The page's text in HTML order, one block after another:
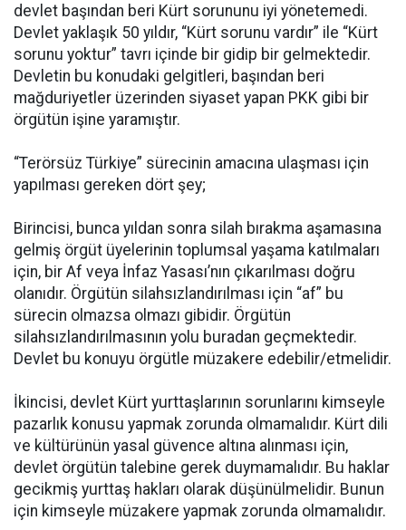
devlet başından beri Kürt sorununu iyi yönetemedi.
Devlet yaklaşık 50 yıldır, “Kürt sorunu vardır” ile “Kürt
sorunu yoktur” tavrı içinde bir gidip bir gelmektedir.
Devletin bu konudaki gelgitleri, başından beri
mağduriyetler üzerinden siyaset yapan PKK gibi bir
örgütün işine yaramıştır.
“Terörsüz Türkiye” sürecinin amacına ulaşması için
yapılması gereken dört şey;
Birincisi, bunca yıldan sonra silah bırakma aşamasına
gelmiş örgüt üyelerinin toplumsal yaşama katılmaları
için, bir Af veya İnfaz Yasası’nın çıkarılması doğru
olanıdır. Örgütün silahsızlandırılması için “af” bu
sürecin olmazsa olmazı gibidir. Örgütün
silahsızlandırılmasının yolu buradan geçmektedir.
Devlet bu konuyu örgütle müzakere edebilir/etmelidir.
İkincisi, devlet Kürt yurttaşlarının sorunlarını kimseyle
pazarlık konusu yapmak zorunda olmamalıdır. Kürt dili
ve kültürünün yasal güvence altına alınması için,
devlet örgütün talebine gerek duymamalıdır. Bu haklar
gecikmiş yurttaş hakları olarak düşünülmelidir. Bunun
için kimseyle müzakere yapmak zorunda olmamalıdır.